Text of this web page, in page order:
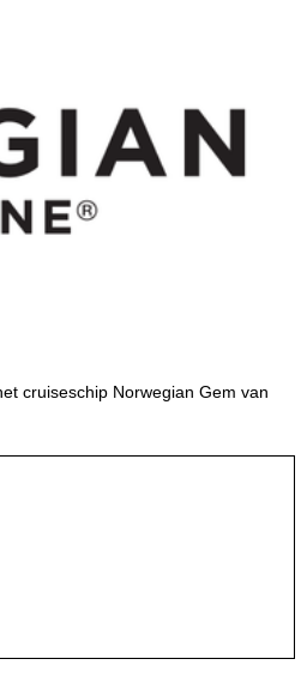
cruiseschip Norwegian Gem van